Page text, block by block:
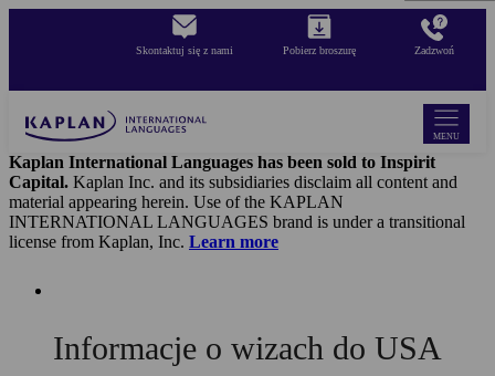
Skontaktuj się z nami Pobierz broszurę Zadzwoń
MENU
Kaplan International Languages has been sold to Inspirit
Capital. Kaplan Inc. and its subsidiaries disclaim all content and
material appearing herein. Use of the KAPLAN
INTERNATIONAL LANGUAGES brand is under a transitional
license from Kaplan, Inc. Learn more
Informacje o wizach do USA